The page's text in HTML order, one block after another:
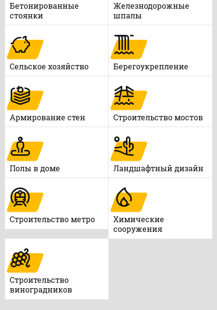
Бетонированные
стоянки
Железнодорожные
шпалы
Сельское хозяйство Берегоукрепление
Армирование стен Строительство мостов
Полы в доме Ландшафтный дизайн
Строительство метро
Химические
сооружения
Строительство
виноградников